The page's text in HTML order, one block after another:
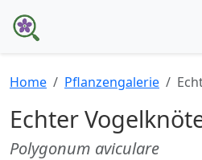
Home Pflanzengalerie
Echter
Polygonum aviculare